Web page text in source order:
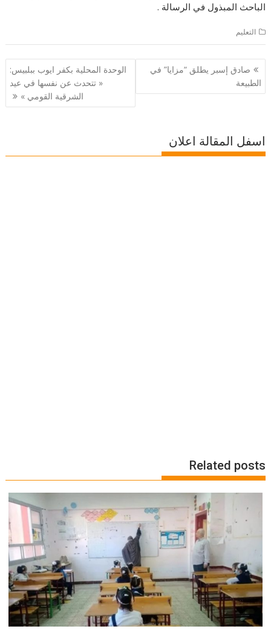
الباحث المبذول في الرسالة .
التعليم
تصفّح
المقالات
صادق إسبر يطلق “مزايا” في
الطبيعة
الوحدة المحلية بكفر ايوب ببلبيس:
« تتحدث عن نفسها في عيد
الشرقية القومي »
اسفل المقالة اعلان
Related posts